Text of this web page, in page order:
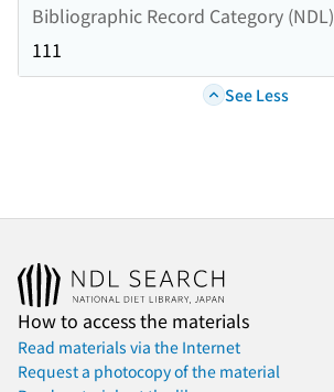
Bibliographic Record Category (NDL)
111
See Less
How to access the materials
Read materials via the Internet
Request a photocopy of the material